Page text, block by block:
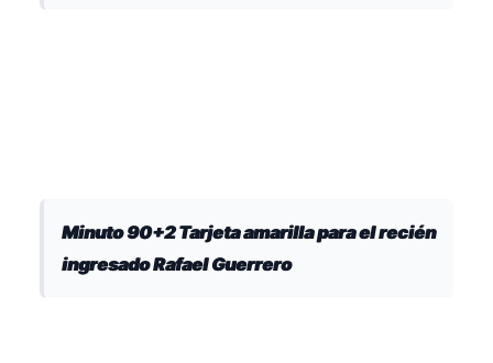
Minuto 90+2 Tarjeta amarilla para el recién
ingresado Rafael Guerrero